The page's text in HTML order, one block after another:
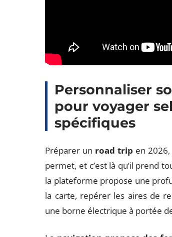
Personnaliser
pour voyager
spécifiques
Préparer un road trip en
permet, et c’est là qu’il prend
la plateforme propose une
la carte, repérer les aires de
une borne électrique à portée